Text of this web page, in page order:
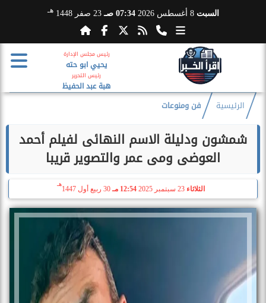
السبت 8 أغسطس 2026 07:34 صـ 23 صفر 1448 هـ
رئيس مجلس الإدارة
يحيي ابو حته
رئيس التحرير
هبة عبد الحفيظ
الرئيسية فن ومنوعات
شمشون ودليلة الاسم النهائى لفيلم أحمد
العوضى ومى عمر والتصوير قريبا
الثلاثاء 23 سبتمبر 2025 12:54 مـ 30 ربيع أول 1447
هـ